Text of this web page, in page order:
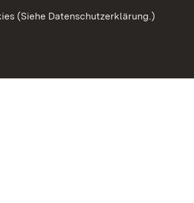
(Siehe Datenschutzerklärung.)